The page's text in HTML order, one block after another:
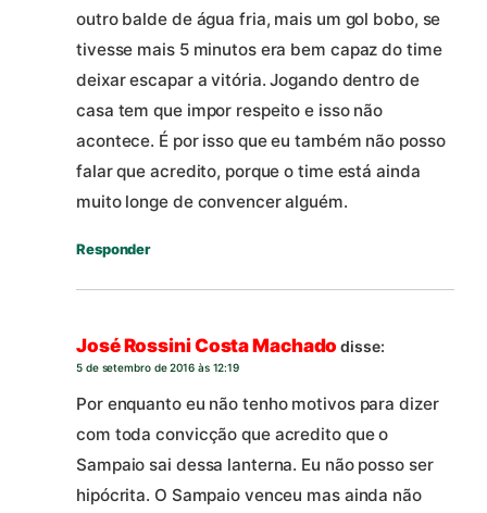
outro balde de água fria, mais um gol bobo, se
tivesse mais 5 minutos era bem capaz do time
deixar escapar a vitória. Jogando dentro de
casa tem que impor respeito e isso não
acontece. É por isso que eu também não posso
falar que acredito, porque o time está ainda
muito longe de convencer alguém.
Responder
José Rossini Costa Machado disse:
5 de setembro de 2016 às 12:19
Por enquanto eu não tenho motivos para dizer
com toda convicção que acredito que o
Sampaio sai dessa lanterna. Eu não posso ser
hipócrita. O Sampaio venceu mas ainda não